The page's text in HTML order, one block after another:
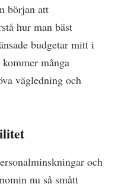
början att
hur man bäst
budgetar mitt i
många
vägledning och
och
nu så smått